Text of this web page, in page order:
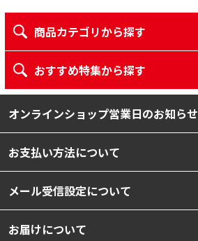
商品カテゴリから探す
おすすめ特集から探す
オンラインショップ営業日のお知らせ
お支払い方法について
メール受信設定について
お届けについて